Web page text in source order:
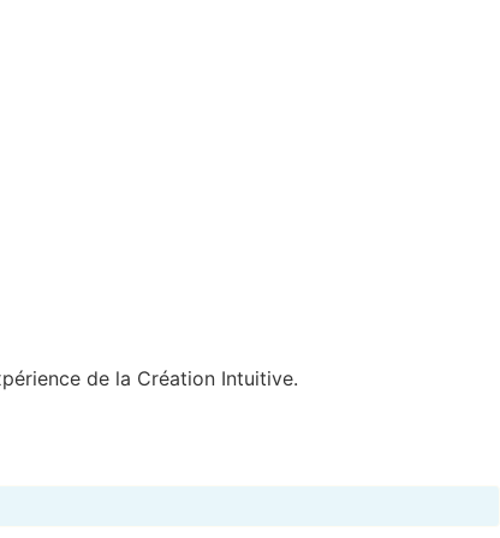
de la Création Intuitive.